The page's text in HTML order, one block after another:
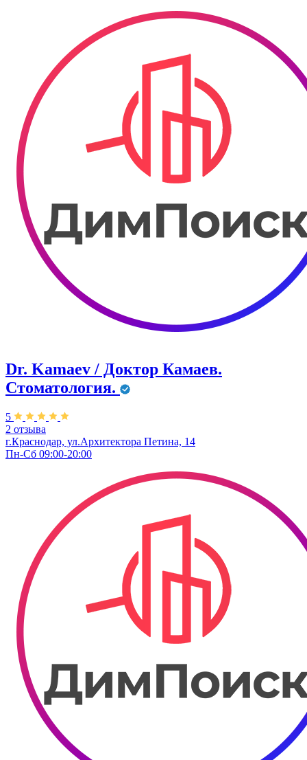
Dr. Kamaev / Доктор Камаев.
Стоматология.
5
2 отзыва
г.Краснодар, ул.Архитектора Петина, 14
Пн-Сб 09:00-20:00